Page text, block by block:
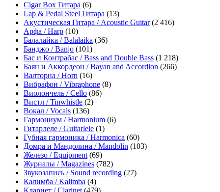
Cigar Box Гитара (6)
Lap & Pedal Steel Гитара (13)
Акустическая Гитара / Acoustic Guitar(2 416)
Арфа / Harp (10)
Балалайка / Balalaika (36)
Банджо / Banjo (101)
Бас и Контрабас / Bass and Double Bass (1 218)
Баян и Аккордеон / Bayan and Accordion (266)
Валторна / Horn (16)
Вибрафон / Vibraphone (8)
Виолончель / Cello (86)
Вистл / Tinwhistle (2)
Вокал / Vocals (136)
Гармониум / Harmonium (6)
Гитарлеле / Guitarlele (1)
Губная гармоника / Harmonica (60)
Домра и Мандолина / Mandolin (103)
Железо / Equipment (69)
Журналы / Magazines (782)
Звукозапись / Sound recording (27)
Калимба / Kalimba (4)